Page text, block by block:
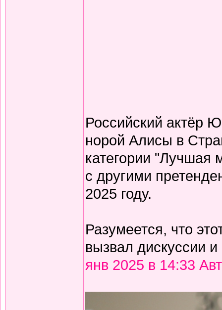
Российский актёр
норой Алисы в
категории "Лучшая
с другими
2025 году.
Разумеется, что
вызвал дискуссии
янв 2025 в 14:33